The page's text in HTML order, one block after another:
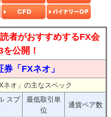
者がおすすめするFX会
公開！
「FXネオ」
オ」の主なスペック
スプ
最低取引単
位
通貨ペア数